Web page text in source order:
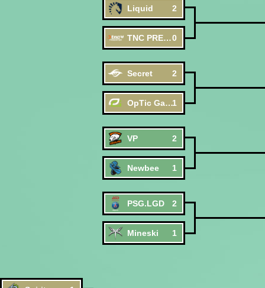
Liquid 2
TNC PREDATOR0
Secret 2
OpTic Gaming1
VP 2
Newbee 1
PSG.LGD 2
Mineski 1